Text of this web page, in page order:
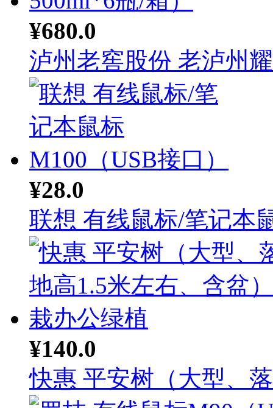
¥680.0
泸州老窖股份 老泸州
¥28.0
联想 有线鼠标/笔记本
¥140.0
快惠 平安树（大型、